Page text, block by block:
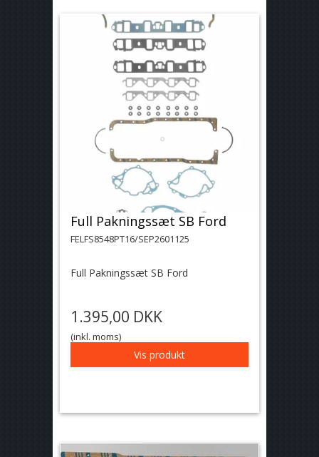
Full Pakningssæt SB Ford
FELFS8548PT16/SEP2601125
Full Pakningssæt SB Ford
1.395,00 DKK
(inkl. moms)
Vis produkt